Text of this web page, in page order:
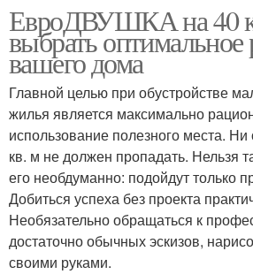
ЕвроДВУШКА на 40
выбрать
вашего дома
Главной целью при обустройстве
жилья является максимально
использование полезного места. Ни
кв. м не должен пропадать. Нельзя
его необдуманно: подойдут только
Добиться успеха без проекта
Необязательно обращаться к
достаточно обычных эскизов,
своими руками.